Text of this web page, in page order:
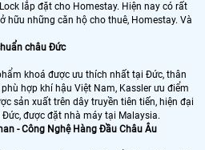
lắp đặt cho Homestay. Hiện nay có rất
hữu những căn hộ cho thuê, Homestay. Và
châu Đức
khoá được ưu thích nhất tại Đức, thân
hợp khí hậu Việt Nam, Kassler ưu điểm
sản xuất trên dây truyền tiên tiến, hiện đại
được đặt nhà máy tại Malaysia.
- Công Nghệ Hàng Đầu Châu Âu